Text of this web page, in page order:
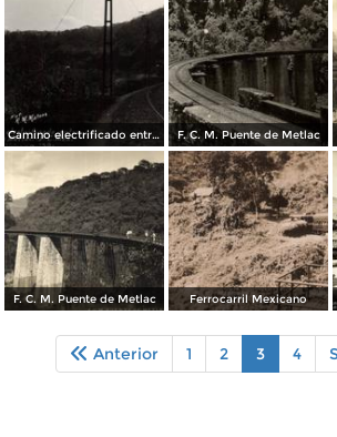
Camino electrificado entre Fortín y Metlac. F. C. Méx. F. C. M. Puente de Metlac
F. C. M. Puente de Metlac Ferrocarril Mexicano
Anterior 1 2 3 4